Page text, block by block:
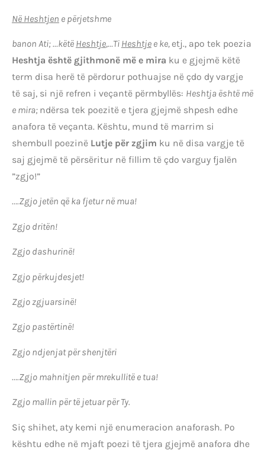
Në Heshtjen e përjetshme
banon Ati; …këtë Heshtje,…Ti Heshtje e ke, etj., apo tek poezia
Heshtja është gjithmonë më e mira ku e gjejmë këtë
term disa herë të përdorur pothuajse në çdo dy vargje
të saj, si një refren i veçantë përmbyllës: Heshtja është më
e mira; ndërsa tek poezitë e tjera gjejmë shpesh edhe
anafora të veçanta. Kështu, mund të marrim si
shembull poezinë Lutje për zgjim ku në disa vargje të
saj gjejmë të përsëritur në fillim të çdo varguy fjalën
”zgjo!”
….Zgjo jetën që ka fjetur në mua!
Zgjo dritën!
Zgjo dashurinë!
Zgjo përkujdesjet!
Zgjo zgjuarsinë!
Zgjo pastërtinë!
Zgjo ndjenjat për shenjtëri
….Zgjo mahnitjen për mrekullitë e tua!
Zgjo mallin për të jetuar për Ty.
Siç shihet, aty kemi një enumeracion anaforash. Po
kështu edhe në mjaft poezi të tjera gjejmë anafora dhe